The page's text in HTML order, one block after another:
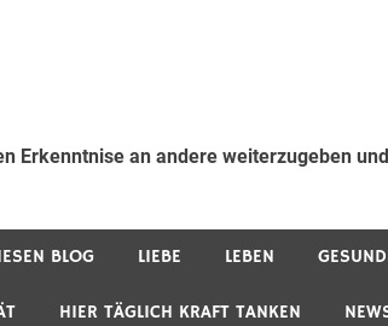
Erkenntnise an andere weiterzugeben
BLOG LIEBE LEBEN
HIER TÄGLICH KRAFT TANKEN